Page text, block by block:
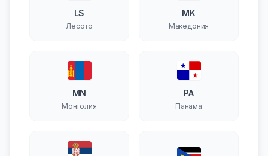
LS
Лесото
MK
Македония
MN
Монголия
PA
Панама